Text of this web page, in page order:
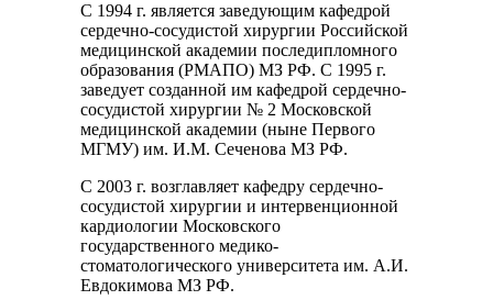
С 1994 г. является заведующим кафедрой
сердечно-сосудистой хирургии Российской
медицинской академии последипломного
образования (РМАПО) МЗ РФ. С 1995 г.
заведует созданной им кафедрой сердечно-
сосудистой хирургии № 2 Московской
медицинской академии (ныне Первого
МГМУ) им. И.М. Сеченова МЗ РФ.
С 2003 г. возглавляет кафедру сердечно-
сосудистой хирургии и интервенционной
кардиологии Московского
государственного медико-
стоматологического университета им. А.И.
Евдокимова МЗ РФ.